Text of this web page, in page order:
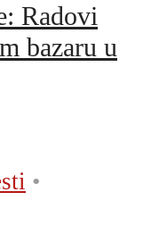
Radovi
bazaru u
•